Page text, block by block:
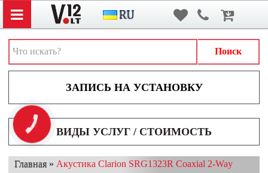
Поиск
ВИДЫ УСЛУГ / СТОИМОСТЬ
Вход/Регистрация
АВТОЗВУК
АКСЕССУАРЫ И ДОПОЛНИТЕЛЬНОЕ ОБОРУДОВАНИЕ
ВИДЕОРЕГИСТРАТОРЫ
МУЛЬТИМЕДИА
НАВИГАТОРЫ
Главная » Акустика Clarion SRG1323R Coaxial 2-Way
КНОПКА
ЗВ'ЯЗКУ